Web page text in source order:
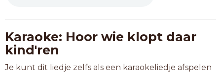
Karaoke: Hoor wie klopt daar
kind'ren
Je kunt dit liedje zelfs als een karaokeliedje afspelen